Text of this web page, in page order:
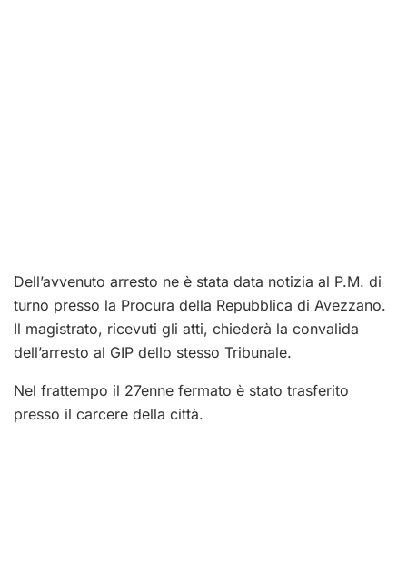
Dell’avvenuto arresto ne è stata data notizia al P.M. di
turno presso la Procura della Repubblica di Avezzano.
Il magistrato, ricevuti gli atti, chiederà la convalida
dell’arresto al GIP dello stesso Tribunale.
Nel frattempo il 27enne fermato è stato trasferito
presso il carcere della città.